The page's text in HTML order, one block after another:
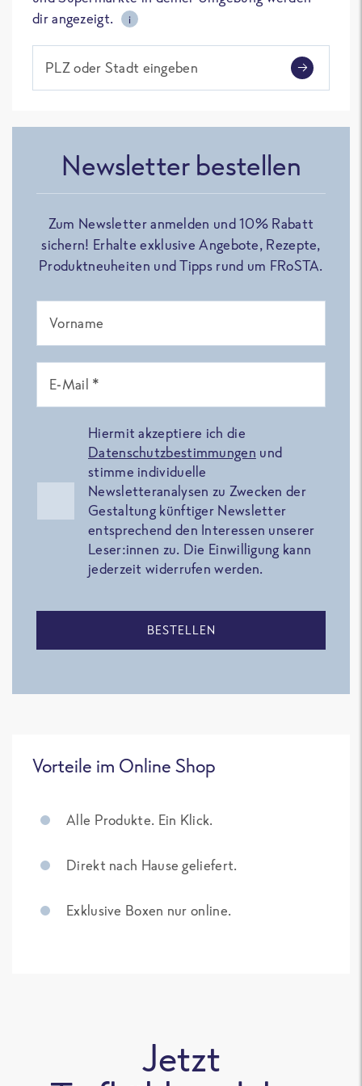
dir angezeigt.
i
PLZ oder Stadt eingeben
Newsletter bestellen
Zum Newsletter anmelden und 10% Rabatt
sichern! Erhalte exklusive Angebote, Rezepte,
Produktneuheiten und Tipps rund um FRoSTA.
Vorname
E-Mail *
Hiermit akzeptiere ich die
Datenschutzbestimmungen und
stimme individuelle
Newsletteranalysen zu Zwecken der
Gestaltung künftiger Newsletter
entsprechend den Interessen unserer
Leser:innen zu. Die Einwilligung kann
jederzeit widerrufen werden.
BESTELLEN
Vorteile im Online Shop
Alle Produkte. Ein Klick.
Direkt nach Hause geliefert.
Exklusive Boxen nur online.
Jetzt